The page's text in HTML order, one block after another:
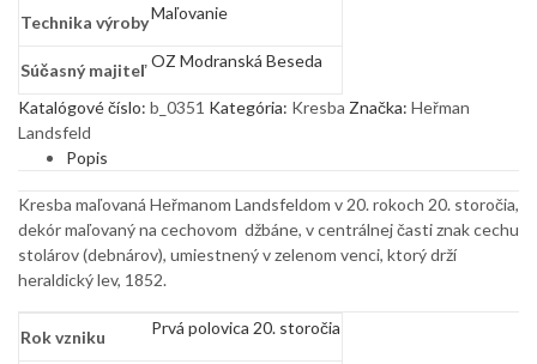
Technika výrobyMaľovanie
Súčasný majiteľ OZ Modranská Beseda
Katalógové číslo: b_0351 Kategória: Kresba Značka: Heřman
Landsfeld
Popis
Kresba maľovaná Heřmanom Landsfeldom v 20. rokoch 20. storočia,
dekór maľovaný na cechovom džbáne, v centrálnej časti znak cechu
stolárov (debnárov), umiestnený v zelenom venci, ktorý drží
heraldický lev, 1852.
Rok vzniku Prvá polovica 20. storočia